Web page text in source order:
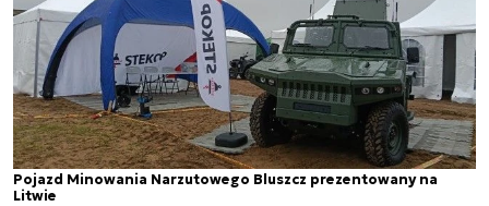
Pojazd Minowania Narzutowego Bluszcz prezentowany na
Litwie